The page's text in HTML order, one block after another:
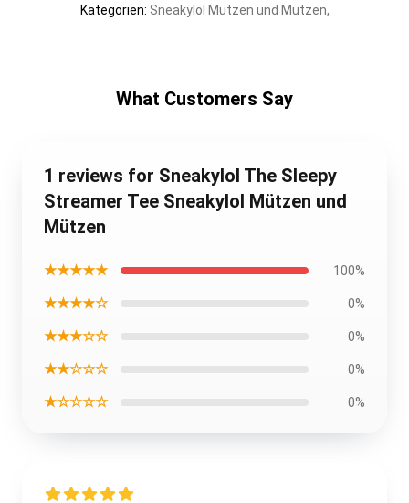
Kategorien: Sneakylol Mützen und Mützen,
What Customers Say
1 reviews for Sneakylol The Sleepy
Streamer Tee Sneakylol Mützen und
Mützen
★★★★★ 100%
★★★★☆ 0%
★★★☆☆ 0%
★★☆☆☆ 0%
★☆☆☆☆ 0%